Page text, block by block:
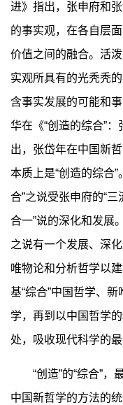
进》指出，张申府和
的事实观，在各自层
价值之间的融合。活
实观所具有的光秃秃
含事实发展的可能和
华在《“创造的综合”
出，张岱年在中国新哲
本质上是“创造的综合
合”之说受张申府的“
合一”说的深化和发展
之说有一个发展、深
唯物论和分析哲学以
基“综合”中国哲学、
学，再到以中国哲学
处，吸收现代科学的
“创造”的“综合”，
中国新哲学的方法的